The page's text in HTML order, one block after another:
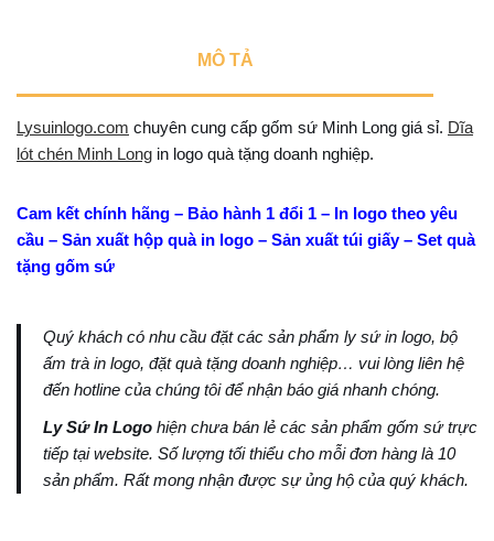
MÔ TẢ
Lysuinlogo.com chuyên cung cấp gốm sứ Minh Long giá sỉ. Dĩa
lót chén Minh Long in logo quà tặng doanh nghiệp.
Cam kết chính hãng – Bảo hành 1 đổi 1 – In logo theo yêu
cầu – Sản xuất hộp quà in logo – Sản xuất túi giấy – Set quà
tặng gốm sứ
Quý khách có nhu cầu đặt các sản phẩm ly sứ in logo, bộ
ấm trà in logo, đặt quà tặng doanh nghiệp… vui lòng liên hệ
đến hotline của chúng tôi để nhận báo giá nhanh chóng.
Ly Sứ In Logo hiện chưa bán lẻ các sản phẩm gốm sứ trực
tiếp tại website. Số lượng tối thiểu cho mỗi đơn hàng là 10
sản phẩm. Rất mong nhận được sự ủng hộ của quý khách.